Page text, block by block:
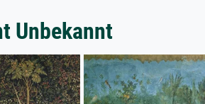
Unbekannt